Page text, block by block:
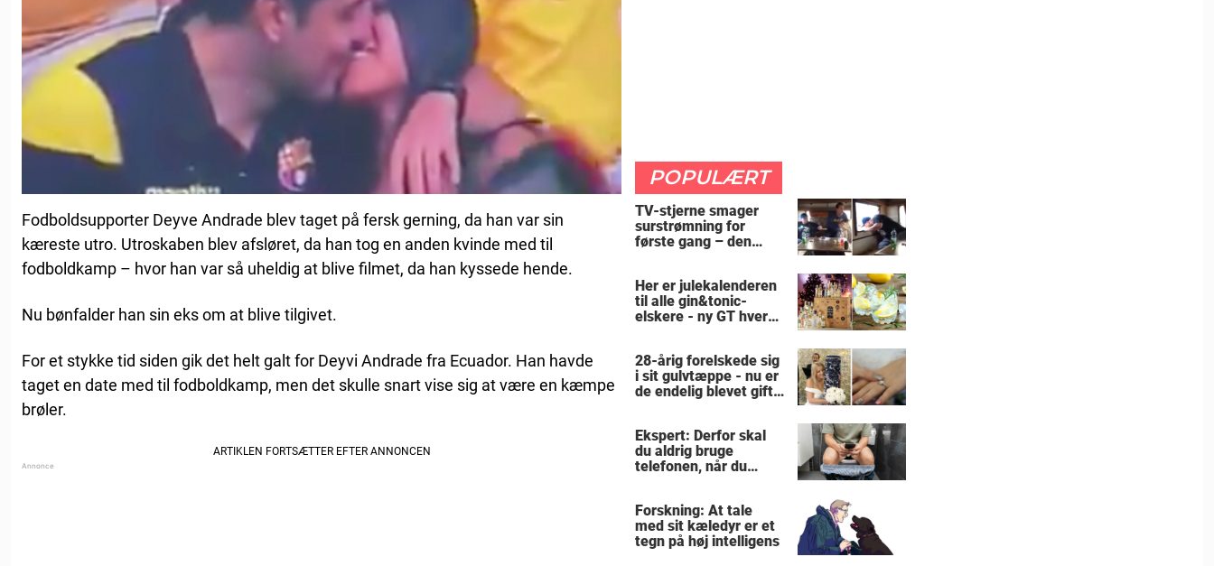
Fodboldsupporter Deyve Andrade blev taget på fersk gerning, da han var sin
kæreste utro. Utroskaben blev afsløret, da han tog en anden kvinde med til
fodboldkamp – hvor han var så uheldig at blive filmet, da han kyssede hende.
Nu bønfalder han sin eks om at blive tilgivet.
For et stykke tid siden gik det helt galt for Deyvi Andrade fra Ecuador. Han havde
taget en date med til fodboldkamp, men det skulle snart vise sig at være en kæmpe
brøler.
POPULÆRT
TV-stjerne smager
surstrømning for
første gang – den
skrige af grin
Her er julekalenderen
til alle gin&tonic-
elskere - ny GT hver
28-årig forelskede sig
i sit gulvtæppe - nu er
de endelig blevet gift:
Ekspert: Derfor skal
du aldrig bruge
telefonen, når du
Forskning: At tale
med sit kæledyr er et
tegn på høj intelligens